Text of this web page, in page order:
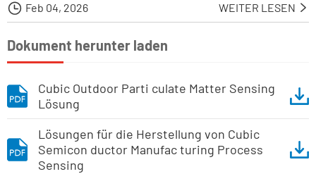
 Feb 04, 2026 WEITER LESEN 
Dokument herunter laden
Cubic Outdoor Parti culate Matter Sensing
Lösung
Lösungen für die Herstellung von Cubic
Semicon ductor Manufac turing Process
Sensing